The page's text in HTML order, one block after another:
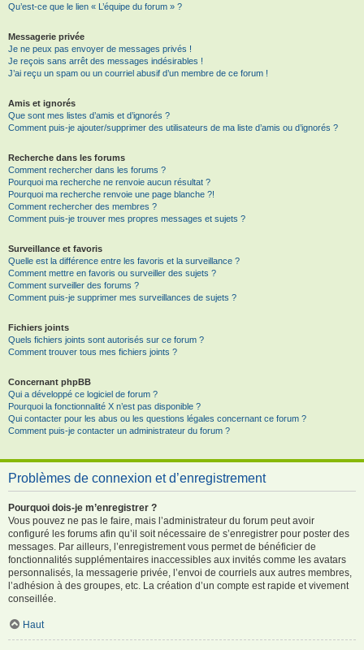
Qu’est-ce que le lien « L’équipe du forum » ?
Messagerie privée
Je ne peux pas envoyer de messages privés !
Je reçois sans arrêt des messages indésirables !
J’ai reçu un spam ou un courriel abusif d’un membre de ce forum !
Amis et ignorés
Que sont mes listes d’amis et d’ignorés ?
Comment puis-je ajouter/supprimer des utilisateurs de ma liste d’amis ou d’ignorés ?
Recherche dans les forums
Comment rechercher dans les forums ?
Pourquoi ma recherche ne renvoie aucun résultat ?
Pourquoi ma recherche renvoie une page blanche ?!
Comment rechercher des membres ?
Comment puis-je trouver mes propres messages et sujets ?
Surveillance et favoris
Quelle est la différence entre les favoris et la surveillance ?
Comment mettre en favoris ou surveiller des sujets ?
Comment surveiller des forums ?
Comment puis-je supprimer mes surveillances de sujets ?
Fichiers joints
Quels fichiers joints sont autorisés sur ce forum ?
Comment trouver tous mes fichiers joints ?
Concernant phpBB
Qui a développé ce logiciel de forum ?
Pourquoi la fonctionnalité X n’est pas disponible ?
Qui contacter pour les abus ou les questions légales concernant ce forum ?
Comment puis-je contacter un administrateur du forum ?
Problèmes de connexion et d’enregistrement
Pourquoi dois-je m’enregistrer ?
Vous pouvez ne pas le faire, mais l’administrateur du forum peut avoir
configuré les forums afin qu’il soit nécessaire de s’enregistrer pour poster des
messages. Par ailleurs, l’enregistrement vous permet de bénéficier de
fonctionnalités supplémentaires inaccessibles aux invités comme les avatars
personnalisés, la messagerie privée, l’envoi de courriels aux autres membres,
l’adhésion à des groupes, etc. La création d’un compte est rapide et vivement
conseillée.
Haut